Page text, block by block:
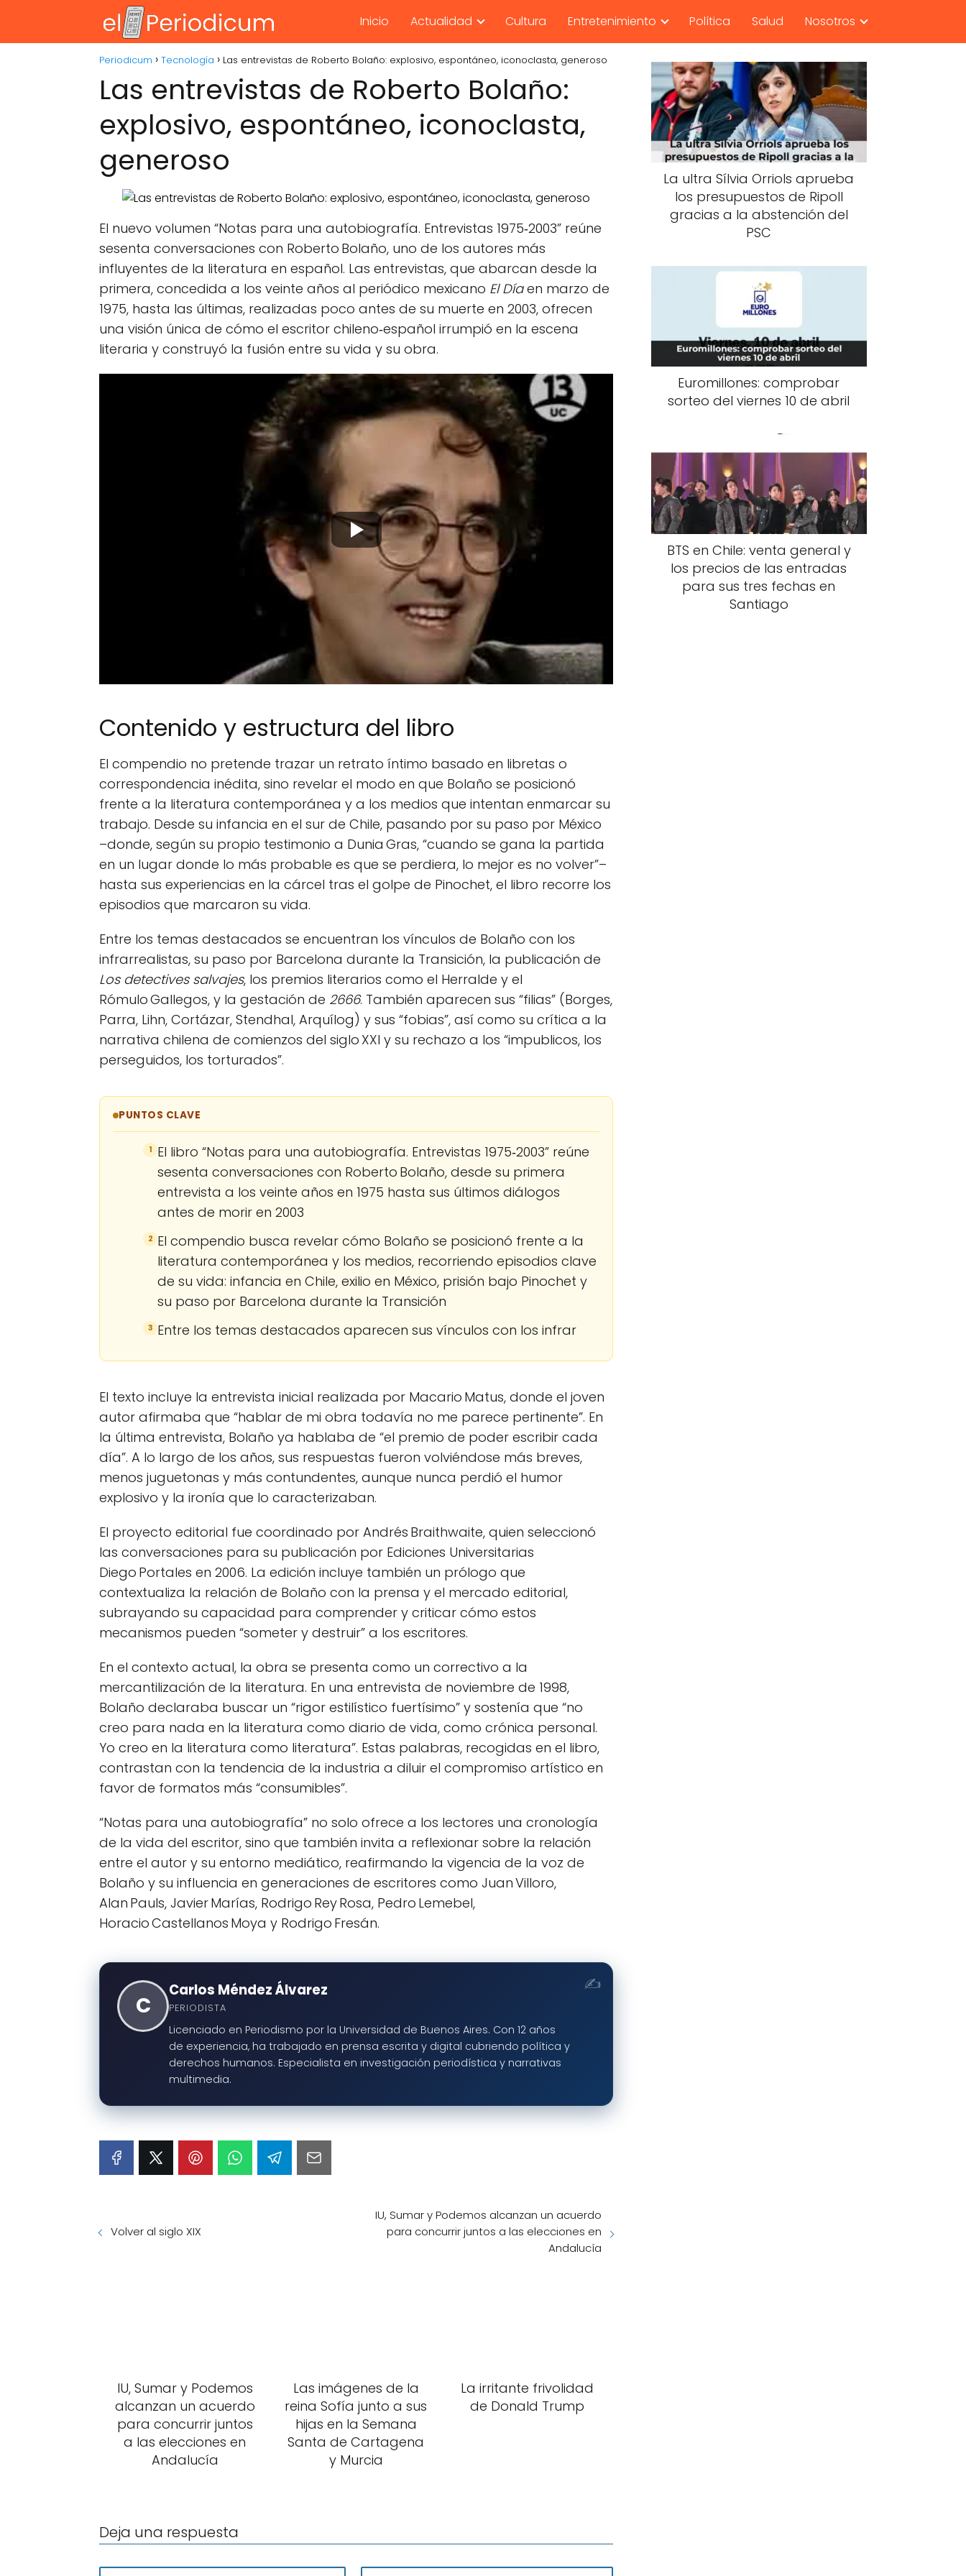
Inicio Actualidad Cultura Entretenimiento Política Salud Nosotros
Periodicum Tecnología Las entrevistas de Roberto Bolaño: explosivo, espontáneo, iconoclasta, generoso
Las entrevistas de Roberto Bolaño:
explosivo, espontáneo, iconoclasta,
generoso
El nuevo volumen “Notas para una autobiografía. Entrevistas 1975‑2003” reúne
sesenta conversaciones con Roberto Bolaño, uno de los autores más
influyentes de la literatura en español. Las entrevistas, que abarcan desde la
primera, concedida a los veinte años al periódico mexicano El Díaen marzo de
1975, hasta las últimas, realizadas poco antes de su muerte en 2003, ofrecen
una visión única de cómo el escritor chileno‑español irrumpió en la escena
literaria y construyó la fusión entre su vida y su obra.
Contenido y estructura del libro
El compendio no pretende trazar un retrato íntimo basado en libretas o
correspondencia inédita, sino revelar el modo en que Bolaño se posicionó
frente a la literatura contemporánea y a los medios que intentan enmarcar su
trabajo. Desde su infancia en el sur de Chile, pasando por su paso por México
–donde, según su propio testimonio a Dunia Gras, “cuando se gana la partida
en un lugar donde lo más probable es que se perdiera, lo mejor es no volver”–
hasta sus experiencias en la cárcel tras el golpe de Pinochet, el libro recorre los
episodios que marcaron su vida.
Entre los temas destacados se encuentran los vínculos de Bolaño con los
infrarrealistas, su paso por Barcelona durante la Transición, la publicación de
Los detectives salvajes, los premios literarios como el Herralde y el
Rómulo Gallegos, y la gestación de 2666. También aparecen sus “filias” (Borges,
Parra, Lihn, Cortázar, Stendhal, Arquílog) y sus “fobias”, así como su crítica a la
narrativa chilena de comienzos del siglo XXI y su rechazo a los “impublicos, los
perseguidos, los torturados”.
PUNTOS CLAVE
1 El libro “Notas para una autobiografía. Entrevistas 1975‑2003” reúne
sesenta conversaciones con Roberto Bolaño, desde su primera
entrevista a los veinte años en 1975 hasta sus últimos diálogos
antes de morir en 2003
2 El compendio busca revelar cómo Bolaño se posicionó frente a la
literatura contemporánea y los medios, recorriendo episodios clave
de su vida: infancia en Chile, exilio en México, prisión bajo Pinochet y
su paso por Barcelona durante la Transición
3 Entre los temas destacados aparecen sus vínculos con los infrar
El texto incluye la entrevista inicial realizada por Macario Matus, donde el joven
autor afirmaba que “hablar de mi obra todavía no me parece pertinente”. En
la última entrevista, Bolaño ya hablaba de “el premio de poder escribir cada
día”. A lo largo de los años, sus respuestas fueron volviéndose más breves,
menos juguetonas y más contundentes, aunque nunca perdió el humor
explosivo y la ironía que lo caracterizaban.
El proyecto editorial fue coordinado por Andrés Braithwaite, quien seleccionó
las conversaciones para su publicación por Ediciones Universitarias
Diego Portales en 2006. La edición incluye también un prólogo que
contextualiza la relación de Bolaño con la prensa y el mercado editorial,
subrayando su capacidad para comprender y criticar cómo estos
mecanismos pueden “someter y destruir” a los escritores.
En el contexto actual, la obra se presenta como un correctivo a la
mercantilización de la literatura. En una entrevista de noviembre de 1998,
Bolaño declaraba buscar un “rigor estilístico fuertísimo” y sostenía que “no
creo para nada en la literatura como diario de vida, como crónica personal.
Yo creo en la literatura como literatura”. Estas palabras, recogidas en el libro,
contrastan con la tendencia de la industria a diluir el compromiso artístico en
favor de formatos más “consumibles”.
“Notas para una autobiografía” no solo ofrece a los lectores una cronología
de la vida del escritor, sino que también invita a reflexionar sobre la relación
entre el autor y su entorno mediático, reafirmando la vigencia de la voz de
Bolaño y su influencia en generaciones de escritores como Juan Villoro,
Alan Pauls, Javier Marías, Rodrigo Rey Rosa, Pedro Lemebel,
Horacio Castellanos Moya y Rodrigo Fresán.
C
Carlos Méndez Álvarez
PERIODISTA
Licenciado en Periodismo por la Universidad de Buenos Aires. Con 12 años
de experiencia, ha trabajado en prensa escrita y digital cubriendo política y
derechos humanos. Especialista en investigación periodística y narrativas
multimedia.
Volver al siglo XIX
IU, Sumar y Podemos alcanzan un acuerdo
para concurrir juntos a las elecciones en
Andalucía
IU, Sumar y Podemos
alcanzan un acuerdo
para concurrir juntos
a las elecciones en
Andalucía
Las imágenes de la
reina Sofía junto a sus
hijas en la Semana
Santa de Cartagena
y Murcia
La irritante frivolidad
de Donald Trump
Deja una respuesta
La ultra Sílvia Orriols aprueba
los presupuestos de Ripoll
gracias a la abstención del
PSC
Euromillones: comprobar
sorteo del viernes 10 de abril
BTS en Chile: venta general y
los precios de las entradas
para sus tres fechas en
Santiago